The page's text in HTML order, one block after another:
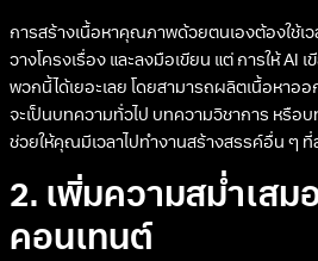
การสร้างเนื้อหาคุณภาพด้วยตนเองต้องใช้เ
วางโครงเรื่อง และลงมือเขียน แต่ การให้
พวกนี้ได้เยอะเลย โดยสามารถผลิตเนื้อหาออ
จะเป็นบทความทั่วไป บทความวิชาการ หรือ
ช่วยให้คุณมีเวลาไปทำงานสร้างสรรค์อื่น ๆ
2. เพิ่มความสม่ำเสม
คอนเทนต์